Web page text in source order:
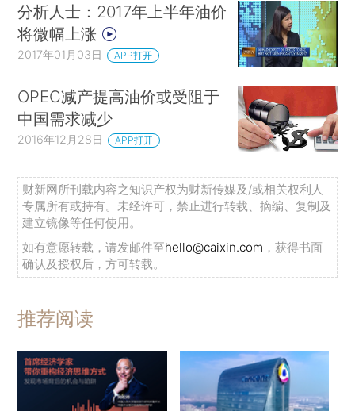
分析人士：2017年上半年油价
将微幅上涨
2017年01月03日 APP打开
OPEC减产提高油价或受阻于
中国需求减少
2016年12月28日 APP打开
财新网所刊载内容之知识产权为财新传媒及/或相关权利人
专属所有或持有。未经许可，禁止进行转载、摘编、复制及
建立镜像等任何使用。
如有意愿转载，请发邮件至hello@caixin.com ，获得书面
确认及授权后，方可转载。
推荐阅读